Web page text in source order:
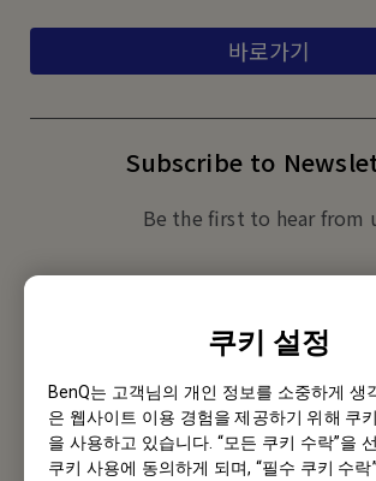
쿠키 설정
BenQ는 고객님의 개인 정보를 소중하게 생
은 웹사이트 이용 경험을 제공하기 위해 쿠
을 사용하고 있습니다. “모든 쿠키 수락”을
쿠키 사용에 동의하게 되며, “필수 쿠키 수락
바로가기
Subscribe to
Be the first to hear from
로컬 오피스
벤큐코리아(주)